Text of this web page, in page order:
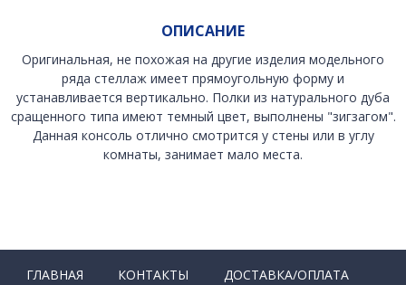
ОПИСАНИЕ
Оригинальная, не похожая на другие изделия модельного
ряда стеллаж имеет прямоугольную форму и
устанавливается вертикально. Полки из натурального дуба
сращенного типа имеют темный цвет, выполнены "зигзагом".
Данная консоль отлично смотрится у стены или в углу
комнаты, занимает мало места.
ГЛАВНАЯ КОНТАКТЫ ДОСТАВКА/ОПЛАТА